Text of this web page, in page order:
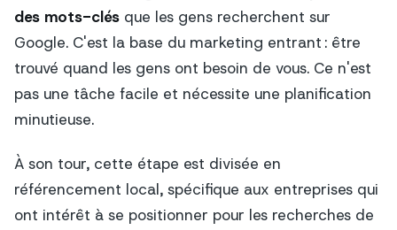
des mots-clés que les gens recherchent sur
Google. C'est la base du marketing entrant : être
trouvé quand les gens ont besoin de vous. Ce n'est
pas une tâche facile et nécessite une planification
minutieuse.
À son tour, cette étape est divisée en
référencement local, spécifique aux entreprises qui
ont intérêt à se positionner pour les recherches de